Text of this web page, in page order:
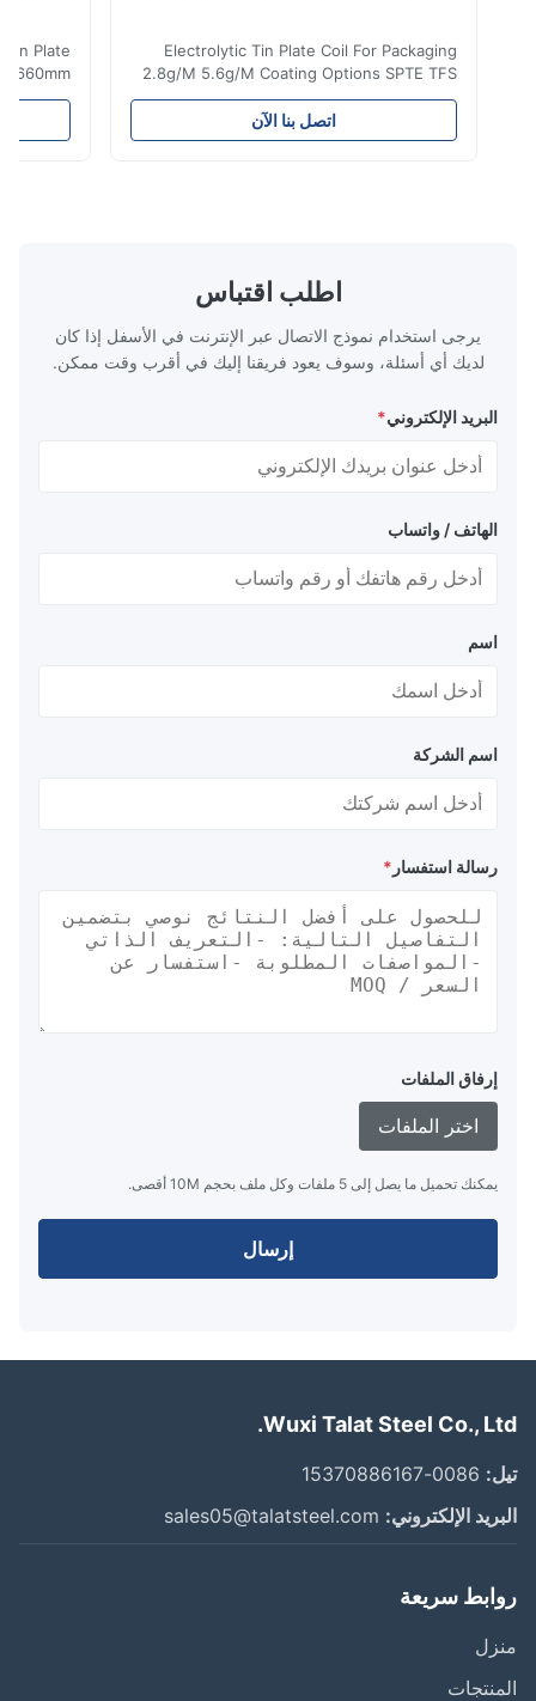
Electrolytic Tin Plate Coil For Packaging
2.8g/M 5.6g/M Coating Options SPTE TFS
Electrolytic Tin Plate Coil for Packaging -
2.8/2.8 & 5.6/5.6g/m Coating Options SPTE
TFS Electrolytic Tin Plate (ETP) represents
robust and adaptable. Engineered
اتصل بنا الآن
Tin Plate
660mm
Tin
for superior
اطلب اقتباس
يرجى استخدام نموذج الاتصال عبر الإنترنت في الأسفل إذا كان
لديك أي أسئلة، وسوف يعود فريقنا إليك في أقرب وقت ممكن.
البريد الإلكتروني*
الهاتف / واتساب
اسم الشركة
رسالة استفسار*
إرفاق الملفات
اختر الملفات
يمكنك تحميل ما يصل إلى 5 ملفات وكل ملف بحجم 10M أقصى.
إرسال
Wuxi Talat Steel Co.,
الإلكتروني: sales05@talatsteel.com
سريعة